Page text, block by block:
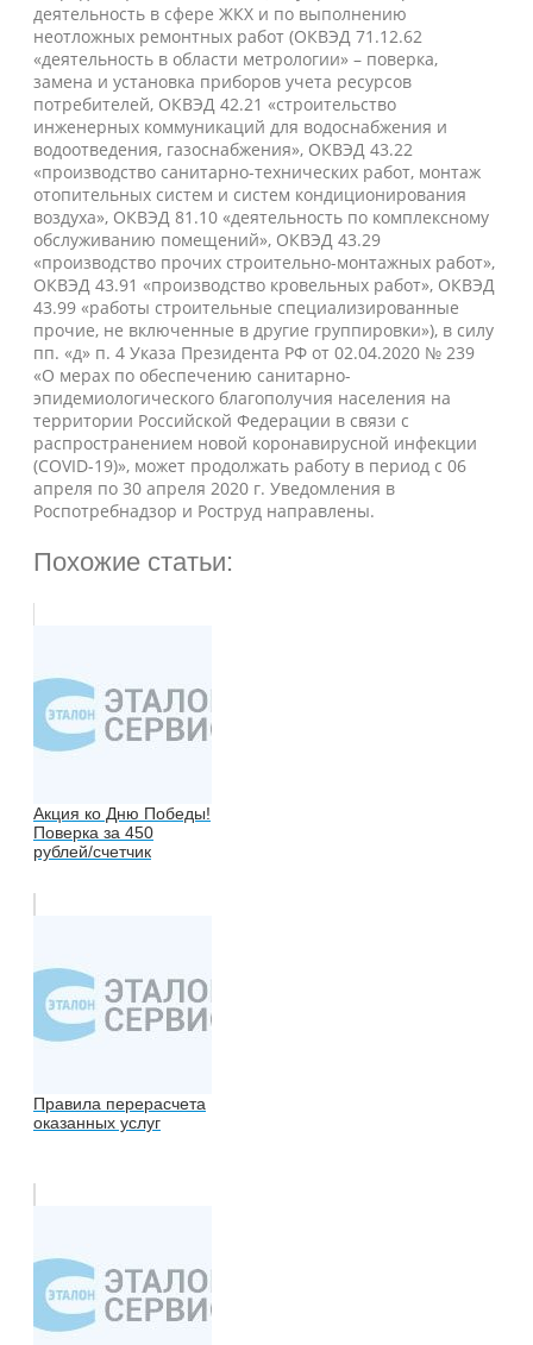
деятельность в сфере ЖКХ и по выполнению
неотложных ремонтных работ (ОКВЭД 71.12.62
«деятельность в области метрологии» – поверка,
замена и установка приборов учета ресурсов
потребителей, ОКВЭД 42.21 «строительство
инженерных коммуникаций для водоснабжения и
водоотведения, газоснабжения», ОКВЭД 43.22
«производство санитарно-технических работ, монтаж
отопительных систем и систем кондиционирования
воздуха», ОКВЭД 81.10 «деятельность по комплексному
обслуживанию помещений», ОКВЭД 43.29
«производство прочих строительно-монтажных работ»,
ОКВЭД 43.91 «производство кровельных работ», ОКВЭД
43.99 «работы строительные специализированные
прочие, не включенные в другие группировки»), в силу
пп. «д» п. 4 Указа Президента РФ от 02.04.2020 № 239
«О мерах по обеспечению санитарно-
эпидемиологического благополучия населения на
территории Российской Федерации в связи с
распространением новой коронавирусной инфекции
(COVID-19)», может продолжать работу в период с 06
апреля по 30 апреля 2020 г. Уведомления в
Роспотребнадзор и Роструд направлены.
Похожие статьи:
Акция ко Дню Победы!
Поверка за 450
рублей/счетчик
Правила перерасчета
оказанных услуг